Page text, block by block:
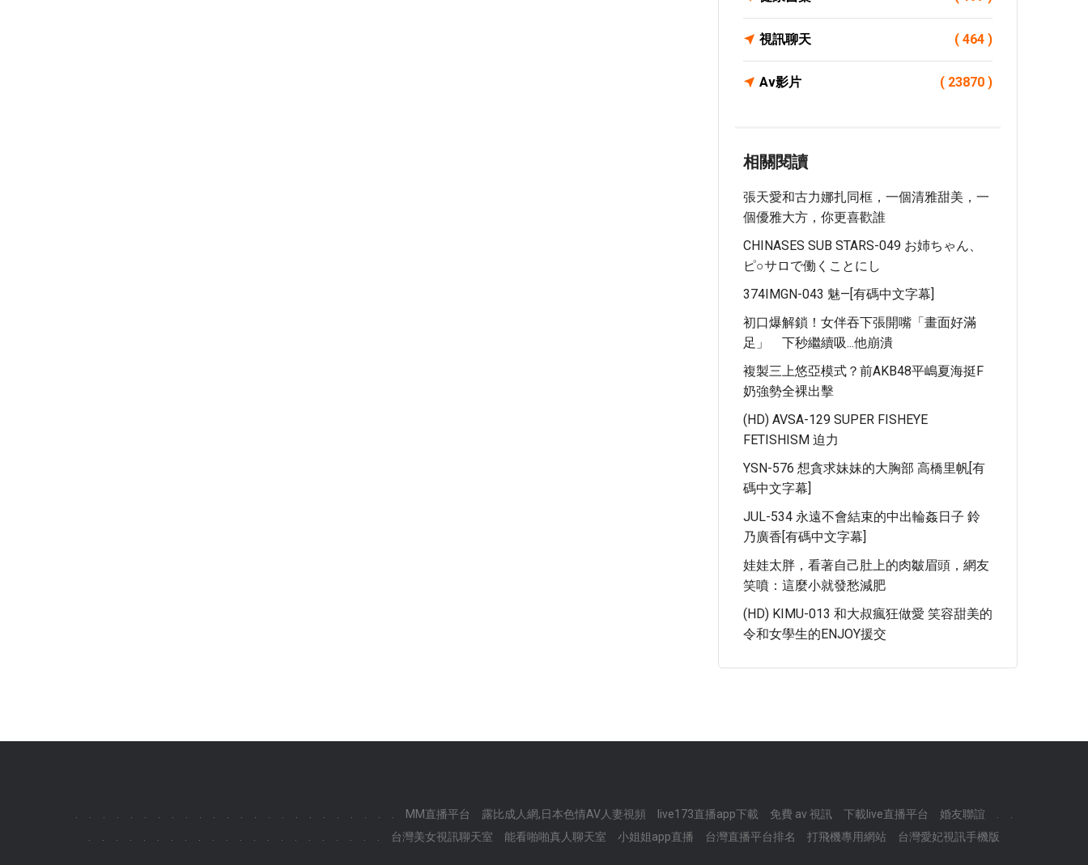
視訊聊天 ( 464 )
Av影片 ( 23870 )
相關閱讀
張天愛和古力娜扎同框，一個清雅甜美，一
個優雅大方，你更喜歡誰
CHINASES SUB STARS-049 お姉ちゃん、
ピ○サロで働くことにし
374IMGN-043 魅—[有碼中文字幕]
初口爆解鎖！女伴吞下張開嘴「畫面好滿
足」 下秒繼續吸...他崩潰
複製三上悠亞模式？前AKB48平嶋夏海挺F
奶強勢全裸出擊
(HD) AVSA-129 SUPER FISHEYE
FETISHISM 迫力
YSN-576 想貪求妹妹的大胸部 高橋里帆[有
碼中文字幕]
JUL-534 永遠不會結束的中出輪姦日子 鈴
乃廣香[有碼中文字幕]
娃娃太胖，看著自己肚上的肉皺眉頭，網友
笑噴：這麼小就發愁減肥
(HD) KIMU-013 和大叔瘋狂做愛 笑容甜美的
令和女學生的ENJOY援交
MM直播平台 露比成人網,日本色情AV人妻視頻 live173直播app下載 免費 av 視訊 下載live直播平台 婚友聯誼
台灣美女視訊聊天室 能看啪啪真人聊天室 小姐姐app直播 台灣直播平台排名 打飛機專用網站 台灣愛妃視訊手機版